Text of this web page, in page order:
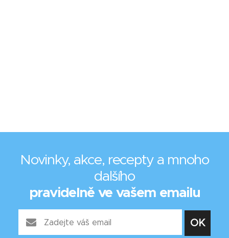
Novinky, akce, recepty a mnoho
dalšího
pravidelně ve vašem emailu